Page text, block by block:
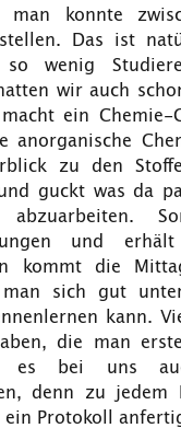
man konnte
Das ist
wenig
wir auch
ein Chemie-
anorganische
zu den
guckt was da
und erhält
kommt die
sich gut
kann.
die man
es bei uns
denn zu jedem
Protokoll